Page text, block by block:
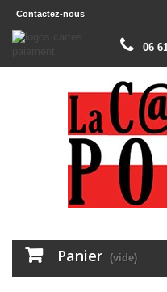
Contactez-nous
06
Panier (vide)